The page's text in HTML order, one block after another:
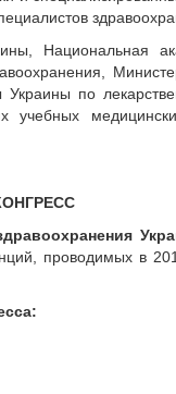
Национальная
Украины по
учебных
проводимых в